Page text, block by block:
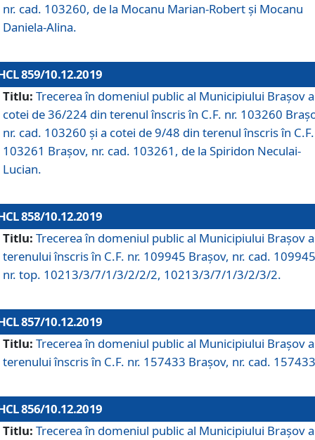
nr. cad. 103260, de la Mocanu Marian-Robert și Mocanu
Daniela-Alina.
859/10.12.2019
Titlu: Trecerea în domeniul public al Municipiului Braşov a
cotei de 36/224 din terenul înscris în C.F. nr. 103260
nr. cad. 103260 și a cotei de 9/48 din terenul înscris în
103261 Brașov, nr. cad. 103261, de la Spiridon Neculai-
Lucian.
858/10.12.2019
Titlu: Trecerea în domeniul public al Municipiului Braşov a
terenului înscris în C.F. nr. 109945 Brașov, nr. cad.
nr. top. 10213/3/7/1/3/2/2/2, 10213/3/7/1/3/2/3/2.
857/10.12.2019
Titlu: Trecerea în domeniul public al Municipiului Braşov a
terenului înscris în C.F. nr. 157433 Brașov, nr. cad.
856/10.12.2019
Titlu: Trecerea în domeniul public al Municipiului Braşov a